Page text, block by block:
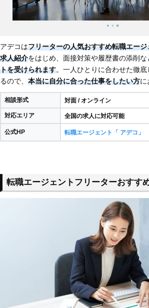
アデコはフリーターの人気おすすめ転職エージ
求人紹介をはじめ、面接対策や履歴書の添削な
トを受けられます。一人ひとりに合わせた徹
るので、 本当に自分に合った仕事をしたい方に
相談形式 対面 / オンライン
対応エリア 全国の求人に対応可能
公式HP 転職エージェント「 アデコ」
転職エージェントフリーターおすす